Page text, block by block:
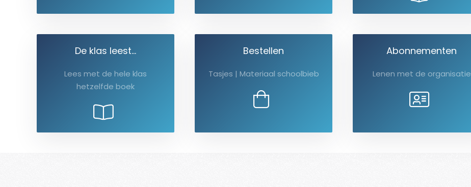
De klas leest...
Lees met de hele klas
hetzelfde boek
Bestellen
Tasjes | Materiaal schoolbieb
Abonnementen
Lenen met de organisatie